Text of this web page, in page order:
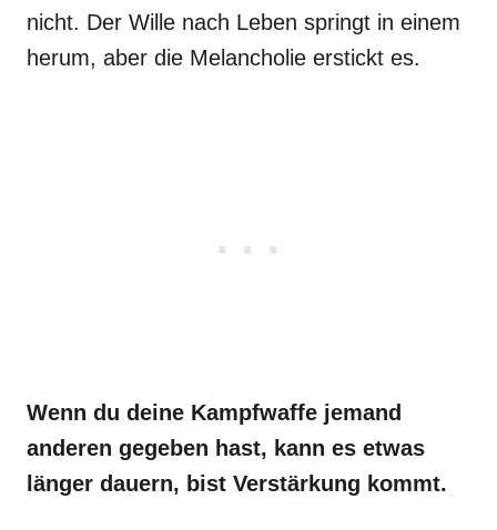
nicht. Der Wille nach Leben springt in einem
herum, aber die Melancholie erstickt es.
Wenn du deine Kampfwaffe jemand
anderen gegeben hast, kann es etwas
länger dauern, bist Verstärkung kommt.